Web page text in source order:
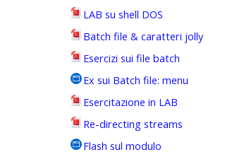
LAB su shell DOS
Batch file & caratteri jolly
Esercizi sui file batch
Ex sui Batch file: menu
Esercitazione in LAB
Re-directing streams
Flash sul modulo